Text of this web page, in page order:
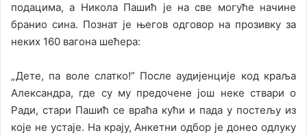
подацима, а Никола Пашић је на све могуће начине
бранио сина. Познат је његов одговор на прозивку за
неких 160 вагона шећера:
„Дете, па воле слатко!” После аудијенције код краља
Александра, где су му предочене још неке ствари о
Ради, стари Пашић се враћа кући и пада у постељу из
које не устаје. На крају, Анкетни одбор је донео одлуку